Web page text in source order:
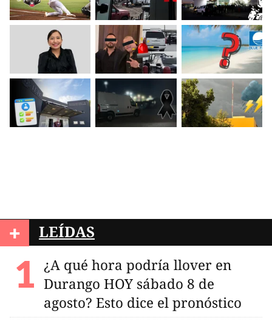
+ LEÍDAS
¿A qué hora podría llover en
Durango HOY sábado 8 de
agosto? Esto dice el pronóstico